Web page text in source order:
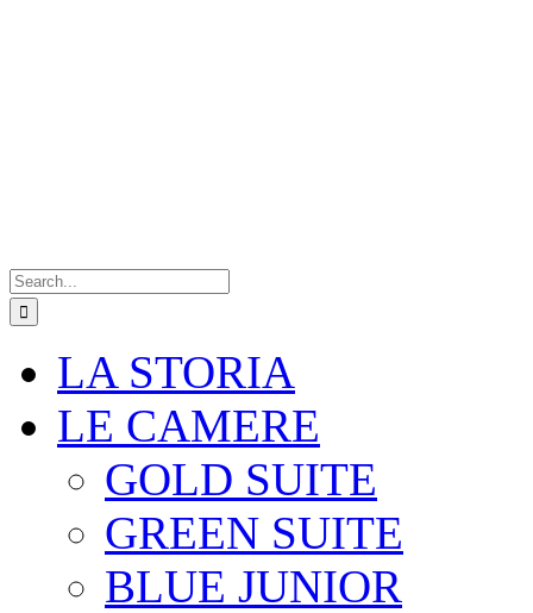
for:
LA STORIA
LE CAMERE
GOLD SUITE
GREEN SUITE
BLUE JUNIOR